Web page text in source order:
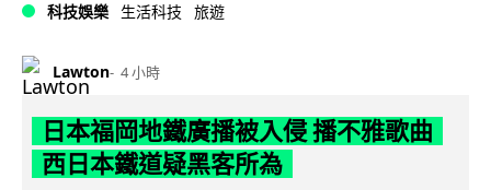
科技娛樂 生活科技 旅遊
Lawton 4 小時
日本福岡地鐵廣播被入侵 播不雅歌曲
西日本鐵道疑黑客所為